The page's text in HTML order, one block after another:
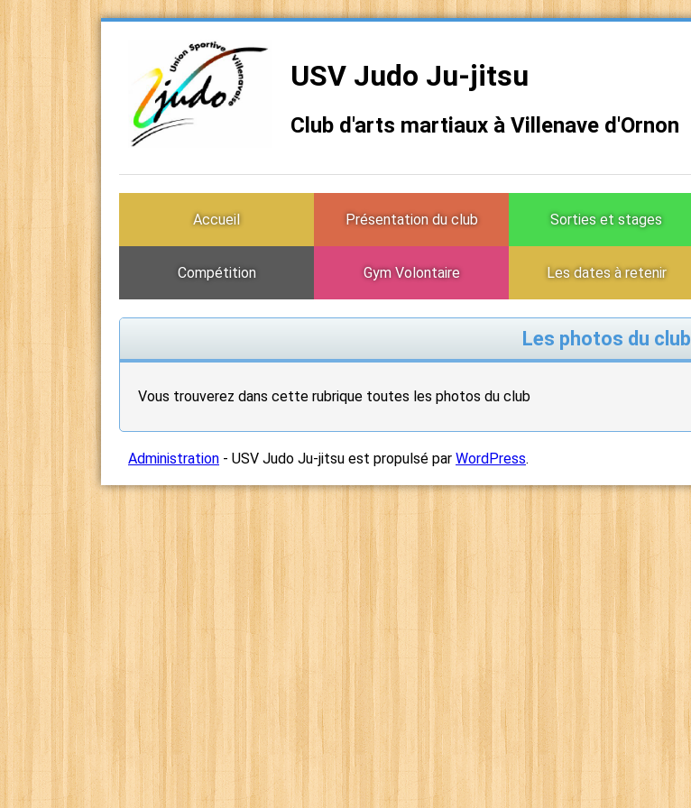
USV Judo Ju-jitsu
Club d'arts martiaux à Villenave d'Ornon
Accueil Présentation du club Sorties et stages
Compétition Gym Volontaire Les dates à retenir
Les photos du club
Vous trouverez dans cette rubrique toutes les photos du club
Administration - USV Judo Ju-jitsu est propulsé par WordPress.